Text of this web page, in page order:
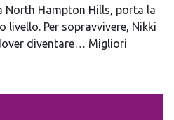
North Hampton Hills, porta la
Per sopravvivere, Nikki
diventare… Migliori